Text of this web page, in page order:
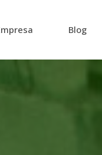
Blog